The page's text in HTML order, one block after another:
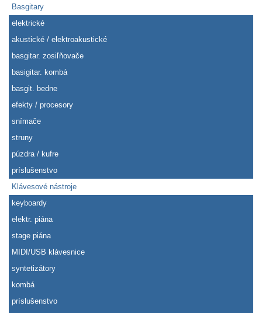
Basgitary
elektrické
akustické / elektroakustické
basgitar. zosiľňovače
basigitar. kombá
basgit. bedne
efekty / procesory
snímače
struny
púzdra / kufre
príslušenstvo
Klávesové nástroje
keyboardy
elektr. piána
stage piána
MIDI/USB klávesnice
syntetizátory
kombá
príslušenstvo